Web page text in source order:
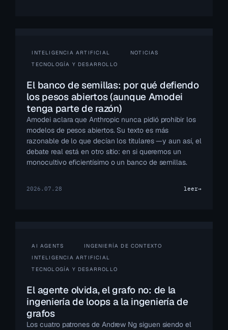
INTELIGENCIA ARTIFICIAL
NOTICIAS
TECNOLOGÍA Y DESARROLLO
El banco de semillas: por qué defiendo
los pesos abiertos (aunque Amodei
tenga parte de razón)
Amodei aclara que Anthropic nunca pidió prohibir los
modelos de pesos abiertos. Su texto es más
razonable de lo que decían los titulares —y aun así, el
debate real está en otro sitio: en si queremos un
monocultivo eficientísimo o un banco de semillas.
2026.07.28 leer→
AI AGENTS
INGENIERÍA DE CONTEXTO
INTELIGENCIA ARTIFICIAL
TECNOLOGÍA Y DESARROLLO
El agente olvida, el grafo no: de la
ingeniería de loops a la ingeniería de
grafos
Los cuatro patrones de Andrew Ng siguen siendo el